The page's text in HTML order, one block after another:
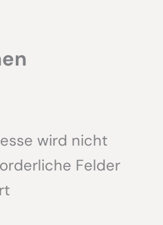
wird nicht
Felder